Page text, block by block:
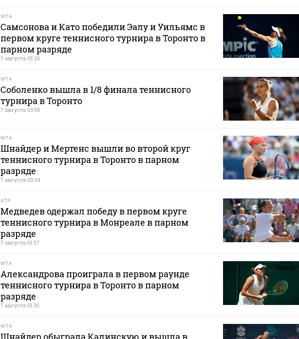
WTA
Самсонова и Като победили Эалу и Уильямс в
первом круге теннисного турнира в Торонто в
парном разряде
7 августа 05:26
WTA
Соболенко вышла в 1/8 финала теннисного
турнира в Торонто
7 августа 03:58
WTA
Шнайдер и Мертенс вышли во второй круг
теннисного турнира в Торонто в парном
разряде
7 августа 03:34
ATP
Медведев одержал победу в первом круге
теннисного турнира в Монреале в парном
разряде
7 августа 01:57
WTA
Александрова проиграла в первом раунде
теннисного турнира в Торонто в парном
разряде
7 августа 01:35
WTA